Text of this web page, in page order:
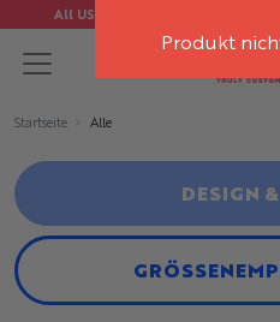
Produkt
All US orders ship FREE. No
Startseite Alle
DESIGN